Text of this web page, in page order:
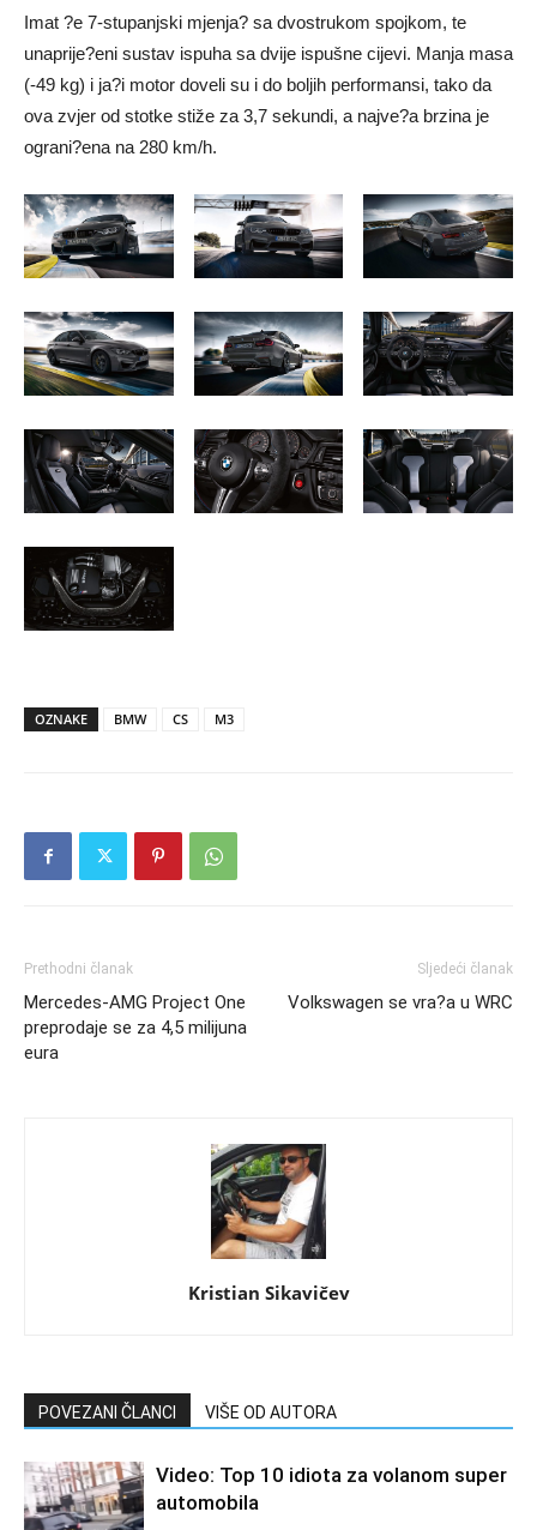
Imat ?e 7-stupanjski mjenja? sa dvostrukom spojkom, te
unaprije?eni sustav ispuha sa dvije ispušne cijevi. Manja masa
(-49 kg) i ja?i motor doveli su i do boljih performansi, tako da
ova zvjer od stotke stiže za 3,7 sekundi, a najve?a brzina je
ograni?ena na 280 km/h.
OZNAKE BMW CS M3
Prethodni članak
Mercedes-AMG Project One
preprodaje se za 4,5 milijuna
eura
Sljedeći članak
Volkswagen se vra?a u WRC
Kristian Sikavičev
POVEZANI ČLANCI VIŠE OD AUTORA
Video: Top 10 idiota za volanom super
automobila